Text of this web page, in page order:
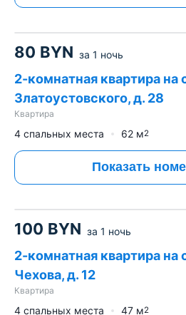
80 BYN за 1 ночь
2-комнатная квартира на
Златоустовского, д. 28
Квартира
4 спальных места 62 м2
Показать
100 BYN за 1 ночь
2-комнатная квартира на
Чехова, д. 12
Квартира
4 спальных места 47 м2